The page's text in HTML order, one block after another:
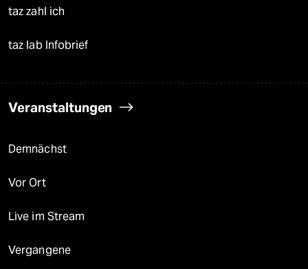
taz zahl ich
taz lab Infobrief
Veranstaltungen
Demnächst
Vor Ort
Live im Stream
Vergangene